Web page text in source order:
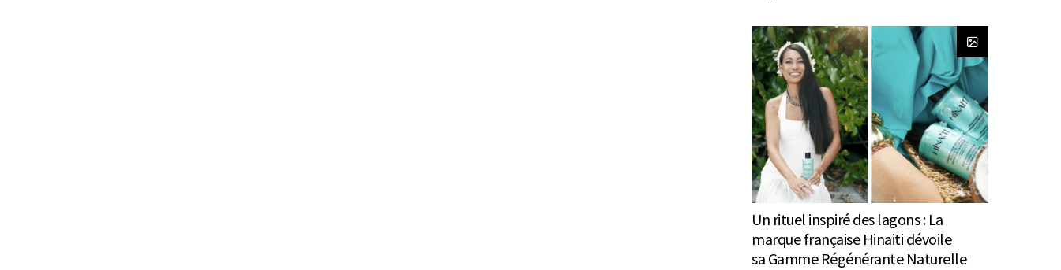
Un rituel inspiré des lagons : La
marque française Hinaiti dévoile
sa Gamme Régénérante Naturelle